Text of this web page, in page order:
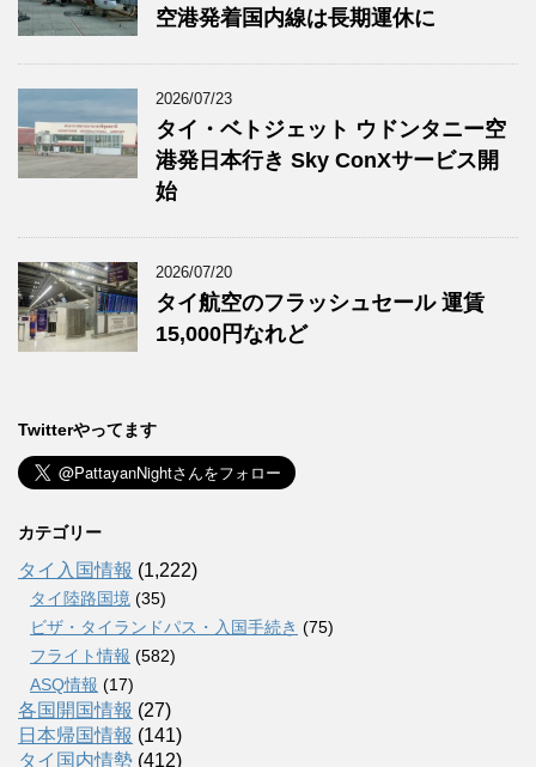
空港発着国内線は長期運休に
2026/07/23
タイ・ベトジェット ウドンタニー空
港発日本行き Sky ConXサービス開
始
2026/07/20
タイ航空のフラッシュセール 運賃
15,000円なれど
Twitterやってます
カテゴリー
タイ入国情報 (1,222)
タイ陸路国境 (35)
ビザ・タイランドパス・入国手続き (75)
フライト情報 (582)
ASQ情報 (17)
各国開国情報 (27)
日本帰国情報 (141)
タイ国内情勢 (412)